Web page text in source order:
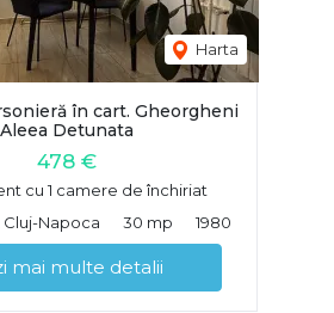
Harta
în cart. Gheorgheni
Aleea Detunata
478 €
cu 1 camere de închiriat
Napoca
30 mp 1980
mai multe detalii